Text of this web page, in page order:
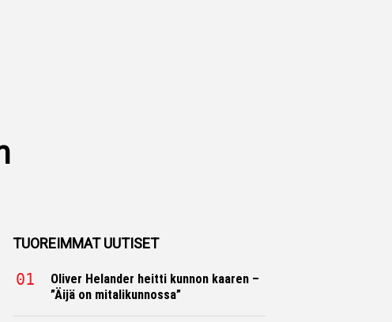
TUOREIMMAT UUTISET
Oliver Helander heitti kunnon kaaren –
”Äijä on mitalikunnossa”